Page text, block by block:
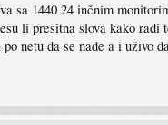
sa 1440 24 inčnim
li presitna slova kako radi
netu da se nađe a i uživo